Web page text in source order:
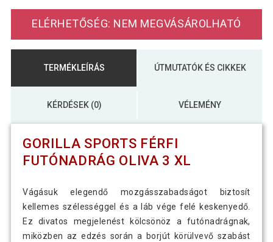
ELÉRHETŐSÉG: NEM MEGVÁSÁROLHATÓ
TERMÉKLEÍRÁS ÚTMUTATÓK ÉS CIKKEK
KÉRDÉSEK (0) VÉLEMÉNY
GORILLA SPORTS FÉRFI
FUTÓNADRÁG OLIVA 3 XL
Vágásuk elegendő mozgásszabadságot biztosít
kellemes szélességgel és a láb vége felé keskenyedő.
Ez divatos megjelenést kölcsönöz a futónadrágnak,
miközben az edzés során a borjút körülvevő szabást